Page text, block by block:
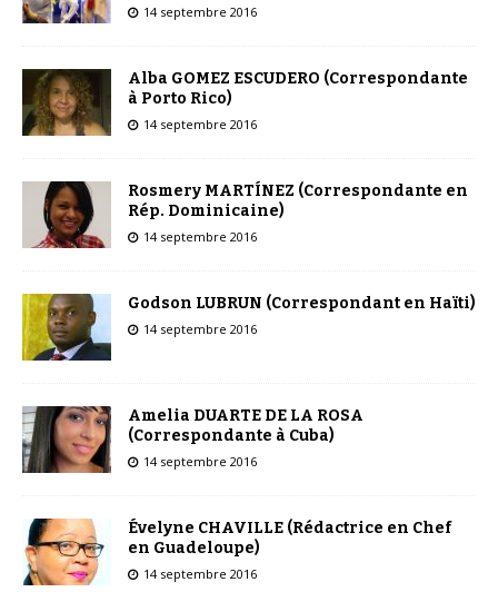
14 septembre 2016
Alba GOMEZ ESCUDERO (Correspondante
à Porto Rico)
14 septembre 2016
Rosmery MARTÍNEZ (Correspondante en
Rép. Dominicaine)
14 septembre 2016
Godson LUBRUN (Correspondant en Haïti)
14 septembre 2016
Amelia DUARTE DE LA ROSA
(Correspondante à Cuba)
14 septembre 2016
Évelyne CHAVILLE (Rédactrice en Chef
en Guadeloupe)
14 septembre 2016